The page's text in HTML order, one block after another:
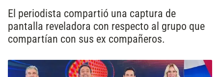
El periodista compartió una captura de
pantalla reveladora con respecto al grupo que
compartían con sus ex compañeros.